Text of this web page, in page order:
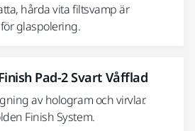
hårda vita filtsvamp är
glaspolering.
Pad-2 Svart Våfflad
av hologram och virvlar.
Finish System.